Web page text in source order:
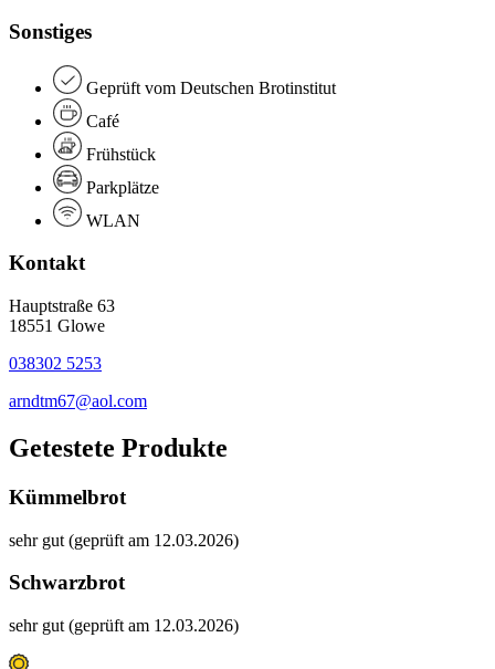
Sonstiges
Geprüft vom Deutschen Brotinstitut
Café
Frühstück
Parkplätze
WLAN
Kontakt
Hauptstraße 63
18551 Glowe
038302 5253
arndtm67@aol.com
Getestete Produkte
Kümmelbrot
sehr gut (geprüft am 12.03.2026)
Schwarzbrot
sehr gut (geprüft am 12.03.2026)